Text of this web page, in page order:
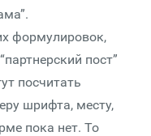
формулировок,
пост”
посчитать
шрифта, месту,
пока нет. То